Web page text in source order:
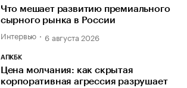
Что мешает развитию премиального
сырного рынка в России
Интервью 6 августа 2026
АПКБК
Цена молчания: как скрытая
корпоративная агрессия разрушает